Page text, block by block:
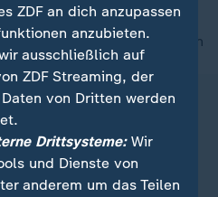
nach oben
ZDF an dich anzupassen
anzubieten.
ausschließlich auf
ZDF Streaming, der
von Dritten werden
Drittsysteme:Wir
und Dienste von
anderem um das Teilen